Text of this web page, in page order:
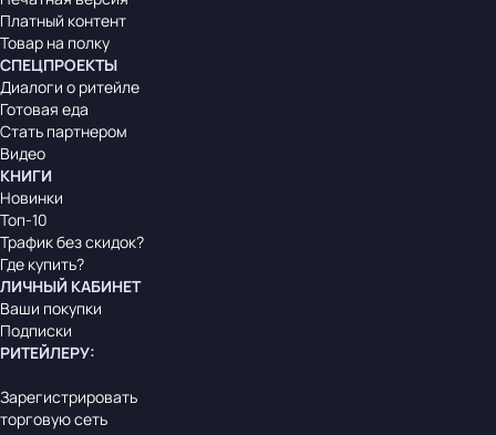
Платный контент
Товар на полку
СПЕЦПРОЕКТЫ
Диалоги о ритейле
Готовая еда
Стать партнером
Видео
КНИГИ
Новинки
Топ-10
Трафик без скидок?
Где купить?
ЛИЧНЫЙ КАБИНЕТ
Ваши покупки
Подписки
РИТЕЙЛЕРУ:
Зарегистрировать
торговую сеть